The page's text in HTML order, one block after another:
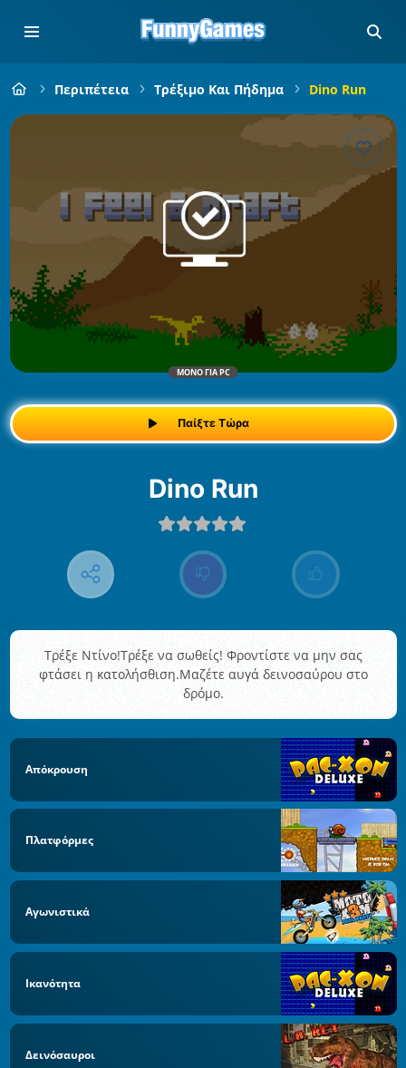
Περιπέτεια Τρέξιμο Και Πήδημα Dino Run
ΜΌΝΟ ΓΙΑ PC
Παίξτε Τώρα
Dino Run
Τρέξε Ντίνο!Τρέξε να σωθείς! Φροντίστε να μην σας
φτάσει η κατολήσθιση.Μαζέτε αυγά δεινοσαύρου στο
δρόμο.
Απόκρουση
Πλατφόρμες
Αγωνιστικά
Ικανότητα
Δεινόσαυροι